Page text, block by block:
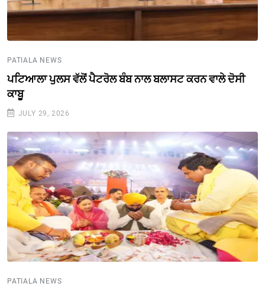
PATIALA NEWS
ਪਟਿਆਲਾ ਪੁਲਸ ਵੱਲੋਂ ਪੈਟਰੋਲ ਬੰਬ ਨਾਲ ਬਲਾਸਟ ਕਰਨ ਵਾਲੇ ਦੋਸੀ
ਕਾਬੂ
JULY 29, 2026
PATIALA NEWS